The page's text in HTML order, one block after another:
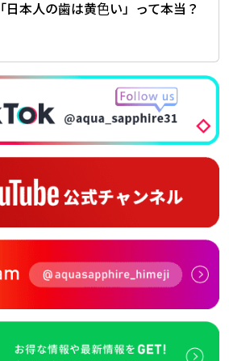
「日本人の歯は黄色い」って本当？